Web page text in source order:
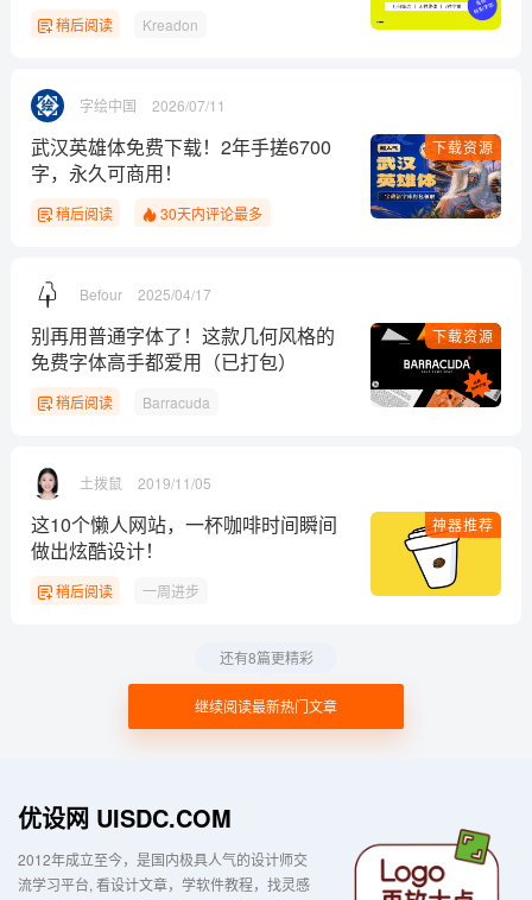
稍后阅读 Kreadon
字绘中国 2026/07/11
下载资源
武汉英雄体免费下载！2年手搓6700
字，永久可商用！
稍后阅读 30天内评论最多
Befour 2025/04/17
下载资源
别再用普通字体了！这款几何风格的
免费字体高手都爱用（已打包）
稍后阅读 Barracuda
土拨鼠 2019/11/05
神器推荐
这10个懒人网站，一杯咖啡时间瞬间
做出炫酷设计！
稍后阅读 一周进步
继续阅读最新热门文章
还有8篇更精彩
优设网 UISDC.COM
2012年成立至今，是国内极具人气的设计师交
流学习平台 看设计文章，学软件教程，找灵感